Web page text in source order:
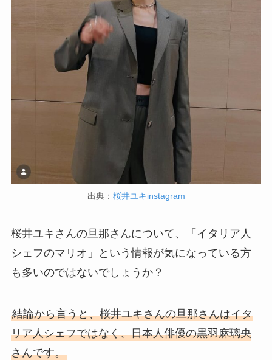
出典： 桜井ユキinstagram
桜井ユキさんの旦那さんについて、「イタリア人
シェフのマリオ」という情報が気になっている方
も多いのではないでしょうか？
結論から言うと、桜井ユキさんの旦那さんはイタ
リア人シェフではなく、日本人俳優の黒羽麻璃央
さんです。